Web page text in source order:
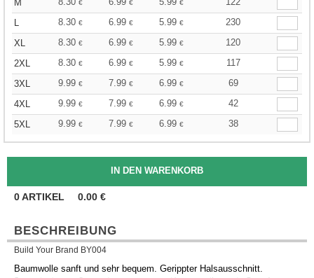
M
€ € €
L
8.30 € 6.99 € 5.99 €
230
XL
8.30 € 6.99 € 5.99 €
120
2XL
8.30 € 6.99 € 5.99 €
117
3XL
9.99 € 7.99 € 6.99 €
69
4XL
9.99 € 7.99 € 6.99 €
42
5XL
9.99 € 7.99 € 6.99 € 38
0ARTIKEL 0.00 €
BESCHREIBUNG
Build Your Brand BY004
Baumwolle sanft und sehr bequem. Gerippter Halsausschnitt.